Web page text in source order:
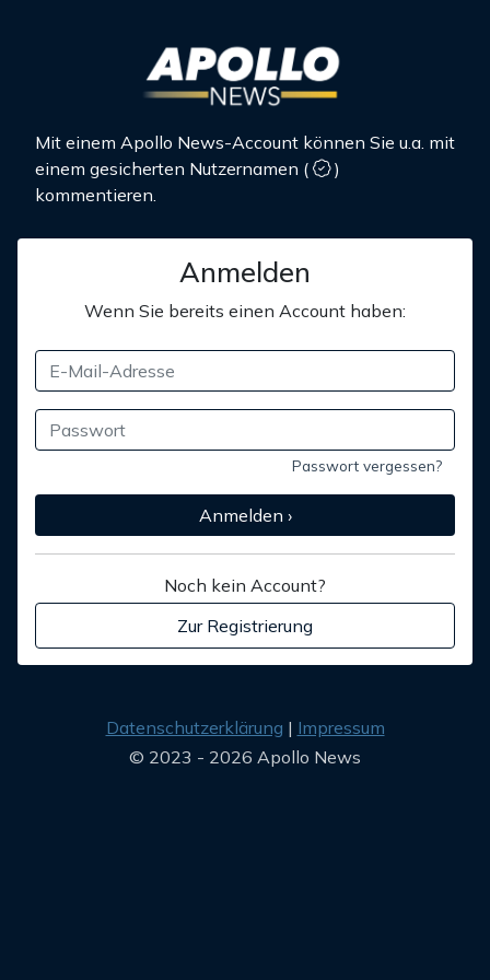
Mit einem Apollo News-Account können Sie u.a. mit
einem gesicherten Nutzernamen (
)
kommentieren.
Anmelden
Wenn Sie bereits einen Account haben:
Passwort vergessen?
Anmelden ›
Noch kein Account?
Zur Registrierung
Datenschutzerklärung
Impressum
© 2023 - 2026 Apollo News